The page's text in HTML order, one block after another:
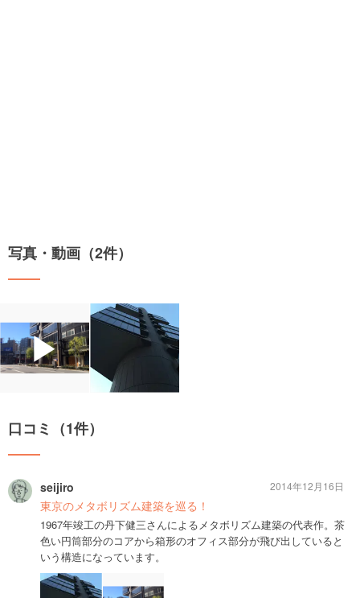
写真・動画（2件）
▶
口コミ（1件）
seijiro
東京のメタボリズム建築を巡る！
1967年竣工の丹下健三さんによるメタボリズム建築の代表作。茶
色い円筒部分のコアから箱形のオフィス部分が飛び出していると
いう構造になっています。
2014年12月16日